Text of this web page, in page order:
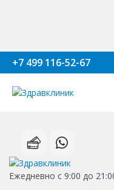
+7 499 116-52-67
Ежедневно с 9:00 до